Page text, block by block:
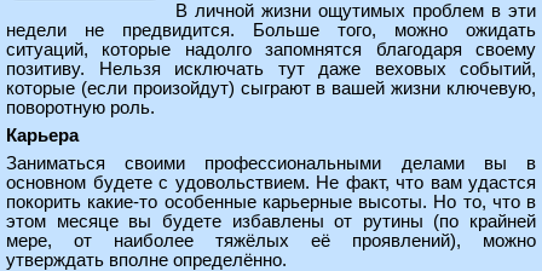
В личной жизни ощутимых проблем в эти
недели не предвидится. Больше того, можно ожидать
ситуаций, которые надолго запомнятся благодаря своему
позитиву. Нельзя исключать тут даже веховых событий,
которые (если произойдут) сыграют в вашей жизни ключевую,
поворотную роль.
Карьера
Заниматься своими профессиональными делами вы в
основном будете с удовольствием. Не факт, что вам удастся
покорить какие-то особенные карьерные высоты. Но то, что в
этом месяце вы будете избавлены от рутины (по крайней
мере, от наиболее тяжёлых её проявлений), можно
утверждать вполне определённо.